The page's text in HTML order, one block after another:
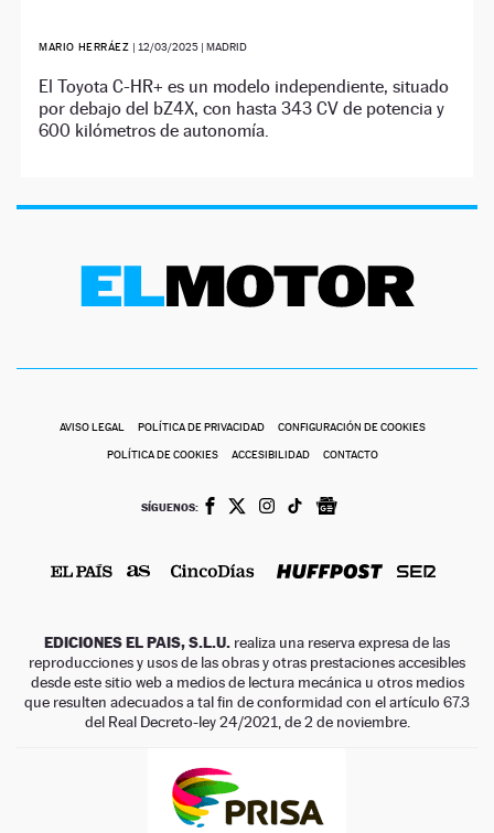
MARIO HERRÁEZ | 12/03/2025| MADRID
El Toyota C-HR+ es un modelo independiente, situado
por debajo del bZ4X, con hasta 343 CV de potencia y
600 kilómetros de autonomía.
AVISO LEGAL POLÍTICA DE PRIVACIDAD CONFIGURACIÓN DE COOKIES
POLÍTICA DE COOKIES ACCESIBILIDAD CONTACTO
SÍGUENOS:
EDICIONES EL PAIS, S.L.U. realiza una reserva expresa de las
reproducciones y usos de las obras y otras prestaciones accesibles
desde este sitio web a medios de lectura mecánica u otros medios
que resulten adecuados a tal fin de conformidad con el artículo 67.3
del Real Decreto-ley 24/2021, de 2 de noviembre.